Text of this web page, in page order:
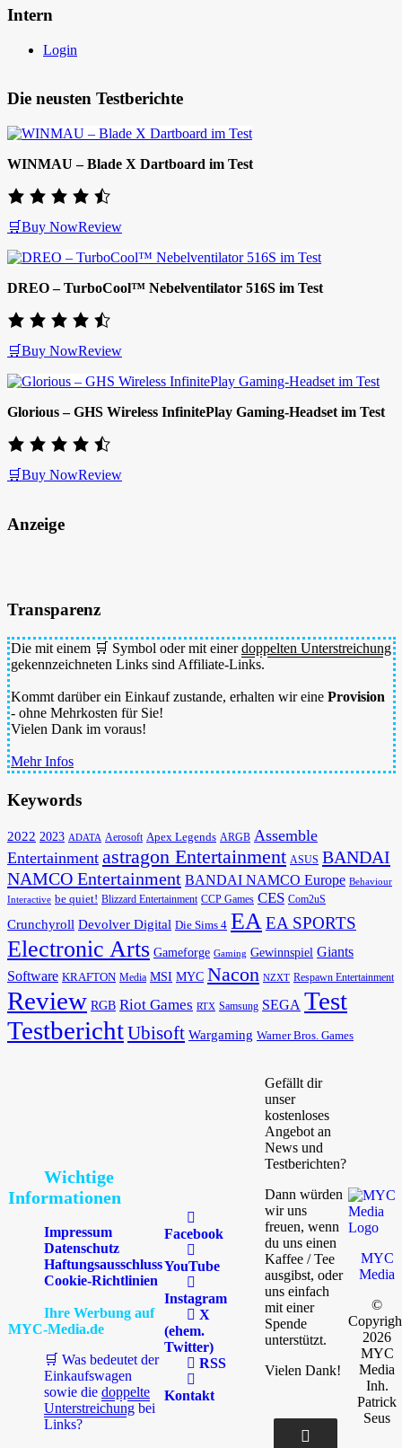
Intern
Login
Die neusten Testberichte
WINMAU – Blade X Dartboard im Test
🛒Buy NowReview
DREO – TurboCool™ Nebelventilator 516S im Test
🛒Buy NowReview
Glorious – GHS Wireless InfinitePlay Gaming-Headset im Test
🛒Buy NowReview
Anzeige
Transparenz
Die mit einem 🛒 Symbol oder mit einerdoppelten Unterstreichung
gekennzeichneten Links sind Affiliate-Links.
Kommt darüber ein Einkauf zustande, erhalten wir eine Provision
- ohne Mehrkosten für Sie!
Vielen Dank im voraus!
Mehr Infos
Keywords
2022 2023 ADATA Aerosoft Apex Legends ARGB Assemble
Entertainment astragon Entertainment ASUS BANDAI
NAMCO Entertainment BANDAI NAMCO Europe Behaviour
Interactive be quiet! Blizzard Entertainment CCP Games CES Com2uS
Crunchyroll Devolver Digital Die Sims 4 EAEA SPORTS
Electronic Arts Gameforge Gaming Gewinnspiel Giants
Software KRAFTON Media MSI MYC Nacon NZXT Respawn Entertainment
Review RGB Riot Games RTX Samsung SEGA Test
TestberichtUbisoft Wargaming Warner Bros. Games
Wichtige
Informationen
Impressum
Datenschutz
Haftungsausschluss
Cookie-Richtlinien
Ihre Werbung auf
MYC-Media.de
🛒 Was bedeutet der
Einkaufswagen
sowie die doppelte
Unterstreichung bei
Links?
Facebook
YouTube
Instagram
X
(ehem.
Twitter)
RSS
Kontakt
Gefällt dir
unser
kostenloses
Angebot an
News und
Testberichten?
Dann würden
wir uns
freuen, wenn
du uns einen
Kaffee / Tee
ausgibst, oder
uns einfach
mit einer
Spende
unterstützt.
Vielen Dank!
MYC
Media
©
2026
MYC
Media
Inh.
Patrick
Seus